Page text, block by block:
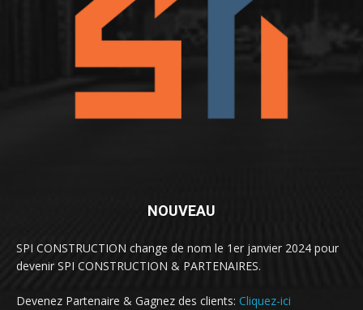
NOUVEAU
SPI CONSTRUCTION change de nom le 1er janvier 2024 pour
devenir SPI CONSTRUCTION & PARTENAIRES.
Devenez Partenaire & Gagnez des clients: Cliquez-ici